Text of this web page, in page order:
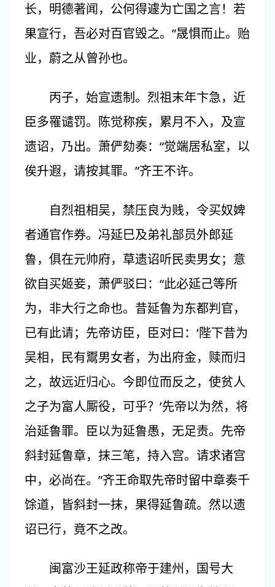
长，明德著闻，公何得遽为亡国之言！若
果宣行，吾必对百官毁之。”晟惧而止。贻
业，蔚之从曾孙也。
丙子，始宣遗制。烈祖末年卞急，近
臣多罹谴罚。陈觉称疾，累月不入，及宣
遗诏，乃出。萧俨劾奏：“觉端居私室，以
俟升遐，请按其罪。”齐王不许。
自烈祖相吴，禁压良为贱，令买奴婢
者通官作券。冯延巳及弟礼部员外郎延
鲁，俱在元帅府，草遗诏听民卖男女；意
欲自买姬妾，萧俨驳曰：“此必延己等所
为，非大行之命也。昔延鲁为东都判官，
已有此请；先帝访臣，臣对曰：‘陛下昔为
吴相，民有鬻男女者，为出府金，赎而归
之，故远近归心。今即位而反之，使贫人
之子为富人厮役，可乎？’先帝以为然，将
治延鲁罪。臣以为延鲁愚，无足责。先帝
斜封延鲁章，抹三笔，持入宫。请求诸宫
中，必尚在。”齐王命取先帝时留中章奏千
馀道，皆斜封一抹，果得延鲁疏。然以遗
诏已行，竟不之改。
闽富沙王延政称帝于建州，国号大